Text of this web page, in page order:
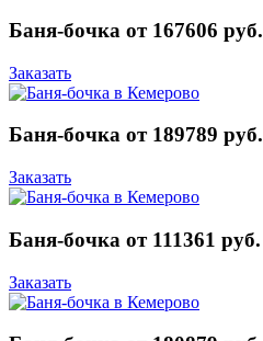
Баня-бочка от 167606 руб.
Заказать
Баня-бочка от 189789 руб.
Заказать
Баня-бочка от 111361 руб.
Заказать